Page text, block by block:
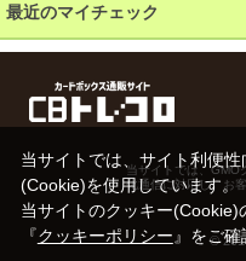
最近のマイチェック
当サイトでは、GMO
化通信に対応し、お
©
当サイトでは、サイト利便
(Cookie)を使用しています。
当サイトのクッキー(Cookie)
『クッキーポリシー』をご